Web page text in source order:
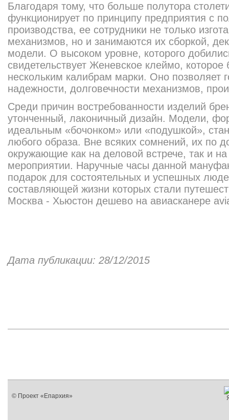
Благодаря тому, что больше полутора
функционирует по принципу предприятия с
производства, ее сотрудники не только
механизмов, но и занимаются их сборкой,
модели. О высоком уровне, которого
свидетельствует Женевское клеймо,
нескольким калибрам марки. Оно позволяет
надежности, долговечности механизмов,
Среди причин востребованности изделий
утонченный, лаконичный дизайн. Модели,
идеальным «бочонком» или «подушкой»,
любого образа. Вне всяких сомнений, их по
окружающие как на деловой встрече, так и
мероприятии. Наручные часы данной
подарок для состоятельных и успешных
составляющей жизни которых стали
Москва - Хьюстон дешево на авиасканере
Дата публикации: 28/12/2015
© Проект «Епархия»